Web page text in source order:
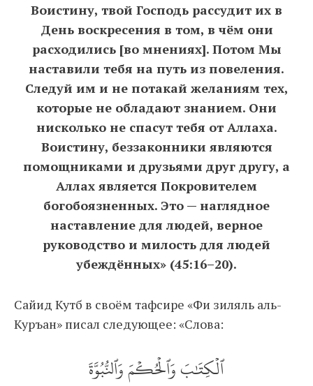
Воистину, твой Господь рассудит их в
День воскресения в том, в чём они
расходились [во мнениях]. Потом Мы
наставили тебя на путь из повеления.
Следуй им и не потакай желаниям тех,
которые не обладают знанием. Они
нисколько не спасут тебя от Аллаха.
Воистину, беззаконники являются
помощниками и друзьями друг другу, а
Аллах является Покровителем
богобоязненных. Это — наглядное
наставление для людей, верное
руководство и милость для людей
убеждённых» (45:16–20).
Сайид Кутб в своём тафсире «Фи зиляль аль-
Куръан» писал следующее: «Слова:
ٱلۡكِتَٰبَ وَٱلۡحُكۡمَ وَٱلنُّبُوَّةَ